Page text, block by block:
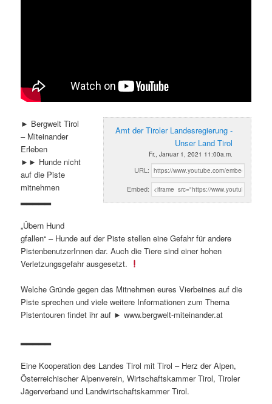
Amt der Tiroler Landesregierung -
Unser Land Tirol
Fr., Januar 1, 2021 11:00a.m.
URL:
Embed:
► Bergwelt Tirol
– Miteinander
Erleben
►► Hunde nicht
auf die Piste
mitnehmen
„Übern Hund
gfallen“ – Hunde auf der Piste stellen eine Gefahr für andere
PistenbenutzerInnen dar. Auch die Tiere sind einer hohen
Verletzungsgefahr ausgesetzt.
Welche Gründe gegen das Mitnehmen eures Vierbeines auf die
Piste sprechen und viele weitere Informationen zum Thema
Pistentouren findet ihr auf ► www.bergwelt-miteinander.at
▂▂▂▂▂
Eine Kooperation des Landes Tirol mit Tirol – Herz der Alpen,
Österreichischer Alpenverein, Wirtschaftskammer Tirol, Tiroler
Jägerverband und Landwirtschaftskammer Tirol.